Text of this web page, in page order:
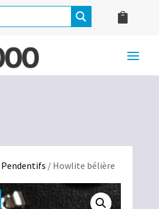
Pendentifs / Howlite bélière